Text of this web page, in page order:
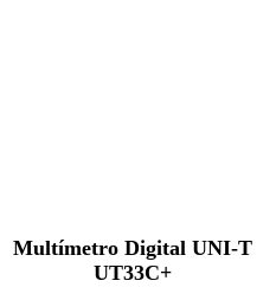
Multímetro Digital UNI-T
UT33C+